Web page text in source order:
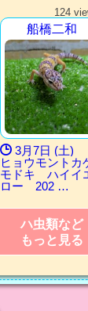
124
船橋二和
3月7日 (土)
ヒョウモントカ
モドキ ハイイ
ロー 202 …
ハ虫類など
もっと見る